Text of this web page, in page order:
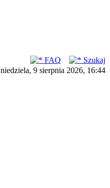
FAQ
Szukaj
9 sierpnia 2026, 16:44